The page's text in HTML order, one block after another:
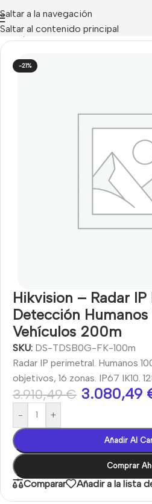
Saltar a la navegación
Saltar al contenido principal
Inicio Elementos vía radio Risco
-21%
Hikvision – Radar
Detección
Vehículos 200m
SKU: DS-TDSB0G-FK-100m
Radar IP perimetral. Humanos
objetivos, 16 zonas. IP67 IK10.
3.910,49€ 3.080,49
- +
Añadir Al
Comprar
Comparar Añadir a la lista